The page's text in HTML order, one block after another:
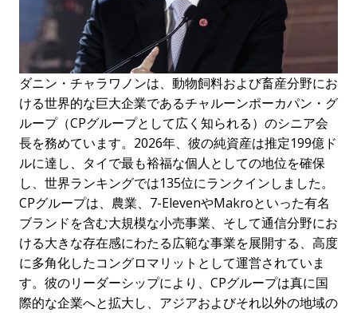
ダニン・チャラワノンは、動物飼料および畜産分野にお
ける世界的な巨大企業であるチャルーンポーカパン・グ
ループ（CPグループとして広く知られる）のシニア会
長を務めています。2026年、彼の純資産は推定199億ド
ルに達し、タイで最も裕福な個人としての地位を確保
し、世界ランキングでは135位にランクインしました。
CPグループは、農業、7-ElevenやMakroといった有名
ブランドを含む大規模な小売事業、そして通信分野にお
ける大きな存在感にわたる広範な事業を展開する、高度
に多角化したコングロマリットとして運営されていま
す。彼のリーダーシップにより、CPグループは真に国
際的な企業へと拡大し、アジアおよびそれ以外の地域の